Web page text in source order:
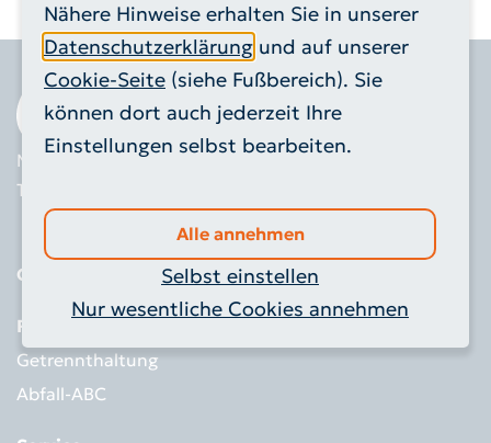
Sackausgabestellen
Entsorgungszentren
Kundenservice / Sonstige
Mariadorfer Straße 4
52249 Eschweiler
Tel. 02403 - 555 0 666
Qualität des Bioabfalls
Richtig entsorgen
Getrennthaltung
Abfall-ABC
Nähere Hinweise erhalten Sie in unserer
Datenschutzerklärung und auf unserer
Cookie-Seite (siehe Fußbereich). Sie
können dort auch jederzeit Ihre
Einstellungen selbst bearbeiten.
Alle annehmen
Selbst einstellen
Nur wesentliche Cookies annehmen